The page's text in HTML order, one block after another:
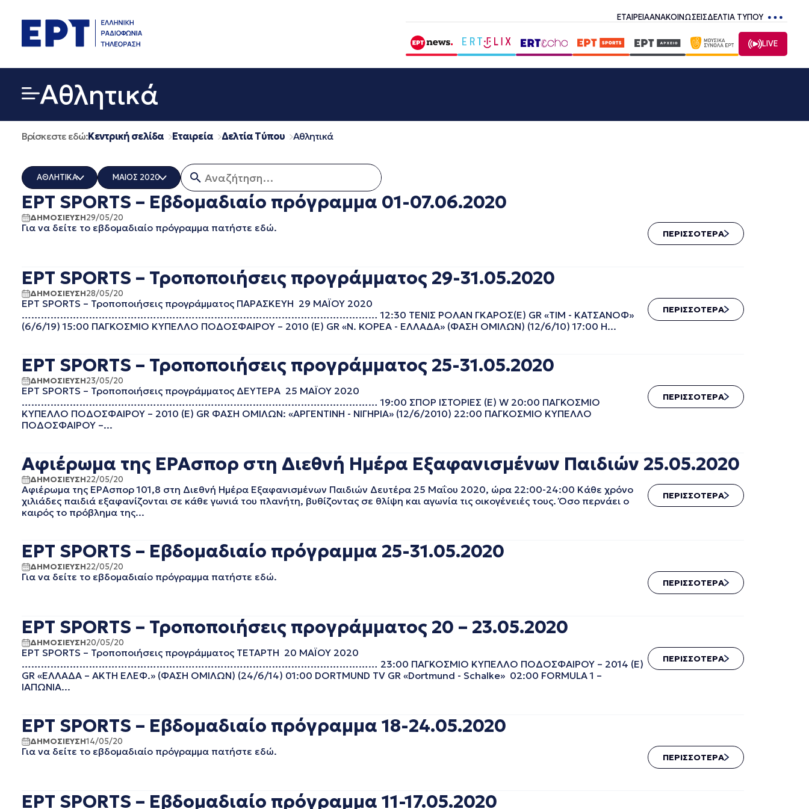
περιεχόμενο
ΕΤΑΙΡΕΙΑΑΝΑΚΟΙΝΩΣΕΙΣΔΕΛΤΙΑ ΤΥΠΟΥ
LIVE
Αθλητικά
Βρίσκεστε εδώ:Κεντρική σελίδα Εταιρεία Δελτία Τύπου Αθλητικά
ΑΘΛΗΤΙΚΑ
ΟΛΑ
ERT COSMOS
ERTECHO
EΡΤ1
EΡΤ2 ΣΠΟΡ
EΡΤ3
ΓΕΝΙΚΗ
ΤΑΙΝΙΕΣ
ΠΟΛΙΤΙΚΗ
ΠΟΛΙΤΙΣΜΟΣ
ΡΑΔΙΟΦΩΝΟ
ΤΗΛΕΟΡΑΣΗ
ΜΑΙΟΣ 2020
ΟΛΑ
ΔΕΚΕΜΒΡΙΟΣ 2025
ΝΟΕΜΒΡΙΟΣ 2025
ΑΥΓΟΥΣΤΟΣ 2025
ΙΟΥΛΙΟΣ 2025
ΙΟΥΝΙΟΣ 2025
ΑΠΡΙΛΙΟΣ 2025
ΟΚΤΩΒΡΙΟΣ 2024
ΣΕΠΤΕΜΒΡΙΟΣ 2024
ΑΥΓΟΥΣΤΟΣ 2024
ΙΟΥΛΙΟΣ 2024
ΙΟΥΝΙΟΣ 2024
ΦΕΒΡΟΥΑΡΙΟΣ 2024
ΝΟΕΜΒΡΙΟΣ 2023
ΟΚΤΩΒΡΙΟΣ 2023
ΑΥΓΟΥΣΤΟΣ 2023
ΙΟΥΛΙΟΣ 2023
ΑΠΡΙΛΙΟΣ 2023
ΜΑΡΤΙΟΣ 2023
ΦΕΒΡΟΥΑΡΙΟΣ 2023
ΟΚΤΩΒΡΙΟΣ 2022
ΣΕΠΤΕΜΒΡΙΟΣ 2022
ΑΥΓΟΥΣΤΟΣ 2022
ΙΟΥΛΙΟΣ 2022
ΙΟΥΝΙΟΣ 2022
ΙΑΝΟΥΑΡΙΟΣ 2022
ΔΕΚΕΜΒΡΙΟΣ 2021
ΝΟΕΜΒΡΙΟΣ 2021
ΑΥΓΟΥΣΤΟΣ 2021
Αναζήτηση για:
ΕΡΤ SPORTS – Εβδομαδιαίο πρόγραμμα 01-07.06.2020
ΔΗΜΟΣΙΕΥΣΗ29/05/20
Για να δείτε το εβδομαδιαίο πρόγραμμα πατήστε εδώ. ΠΕΡΙΣΣΟΤΕΡΑ
ΕΡΤ SPORTS – Τροποποιήσεις προγράμματος 29-31.05.2020
ΔΗΜΟΣΙΕΥΣΗ28/05/20
ΕΡΤ SPORTS – Τροποποιήσεις προγράμματος ΠΑΡΑΣΚΕΥΗ 29 ΜΑΪΟΥ 2020
………………………………………………………………………………………………… 12:30 ΤΕΝΙΣ ΡΟΛΑΝ ΓΚΑΡΟΣ(Ε) GR «ΤΙΜ - ΚΑΤΣΑΝΟΦ»
(6/6/19) 15:00 ΠΑΓΚΟΣΜΙΟ ΚΥΠΕΛΛΟ ΠΟΔΟΣΦΑΙΡΟΥ – 2010 (Ε) GR «Ν. ΚΟΡΕΑ - ΕΛΛΑΔΑ» (ΦΑΣΗ ΟΜΙΛΩΝ) (12/6/10) 17:00 Η...
ΠΕΡΙΣΣΟΤΕΡΑ
ΕΡΤ SPORTS – Τροποποιήσεις προγράμματος 25-31.05.2020
ΔΗΜΟΣΙΕΥΣΗ23/05/20
ΕΡΤ SPORTS – Τροποποιήσεις προγράμματος ΔΕΥΤΕΡΑ 25 ΜΑΪΟΥ 2020
………………………………………………………………………………………………… 19:00 ΣΠΟΡ ΙΣΤΟΡΙΕΣ (Ε) W 20:00 ΠΑΓΚΟΣΜΙΟ
ΚΥΠΕΛΛΟ ΠΟΔΟΣΦΑΙΡΟΥ – 2010 (Ε) GR ΦΑΣΗ ΟΜΙΛΩΝ: «ΑΡΓΕΝΤΙΝΗ - ΝΙΓΗΡΙΑ» (12/6/2010) 22:00 ΠΑΓΚΟΣΜΙΟ ΚΥΠΕΛΛΟ
ΠΟΔΟΣΦΑΙΡΟΥ –...
ΠΕΡΙΣΣΟΤΕΡΑ
Αφιέρωμα της ΕΡΑσπορ στη Διεθνή Ημέρα Εξαφανισμένων Παιδιών 25.05.2020
ΔΗΜΟΣΙΕΥΣΗ22/05/20
Αφιέρωμα της ΕΡΑσπορ 101,8 στη Διεθνή Ημέρα Εξαφανισμένων Παιδιών Δευτέρα 25 Μαΐου 2020, ώρα 22:00-24:00 Κάθε χρόνο
χιλιάδες παιδιά εξαφανίζονται σε κάθε γωνιά του πλανήτη, βυθίζοντας σε θλίψη και αγωνία τις οικογένειές τους. Όσο περνάει ο
καιρός το πρόβλημα της...
ΠΕΡΙΣΣΟΤΕΡΑ
ΕΡΤ SPORTS – Εβδομαδιαίο πρόγραμμα 25-31.05.2020
ΔΗΜΟΣΙΕΥΣΗ22/05/20
Για να δείτε το εβδομαδιαίο πρόγραμμα πατήστε εδώ. ΠΕΡΙΣΣΟΤΕΡΑ
ΕΡΤ SPORTS – Τροποποιήσεις προγράμματος 20 – 23.05.2020
ΔΗΜΟΣΙΕΥΣΗ20/05/20
ΕΡΤ SPORTS – Τροποποιήσεις προγράμματος ΤΕΤΑΡΤΗ 20 ΜΑΪΟΥ 2020
………………………………………………………………………………………………… 23:00 ΠΑΓΚΟΣΜΙΟ ΚΥΠΕΛΛΟ ΠΟΔΟΣΦΑΙΡΟΥ – 2014 (Ε)
GR «ΕΛΛΑΔΑ – ΑΚΤΗ ΕΛΕΦ.» (ΦΑΣΗ ΟΜΙΛΩΝ) (24/6/14) 01:00 DORTMUND TV GR «Dortmund - Schalke» 02:00 FORMULA 1 –
ΙΑΠΩΝΙΑ...
ΠΕΡΙΣΣΟΤΕΡΑ
ΕΡΤ SPORTS – Εβδομαδιαίο πρόγραμμα 18-24.05.2020
ΔΗΜΟΣΙΕΥΣΗ14/05/20
Για να δείτε το εβδομαδιαίο πρόγραμμα πατήστε εδώ. ΠΕΡΙΣΣΟΤΕΡΑ
ΕΡΤ SPORTS – Εβδομαδιαίο πρόγραμμα 11-17.05.2020